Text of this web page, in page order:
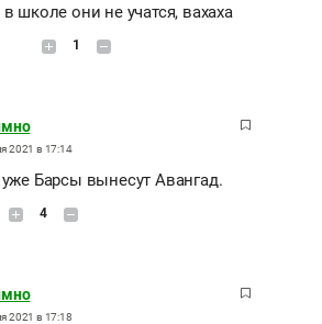
школе они не учатся, вахаха
1
2021 в 17:14
Барсы вынесут Авангад.
4
2021 в 17:18